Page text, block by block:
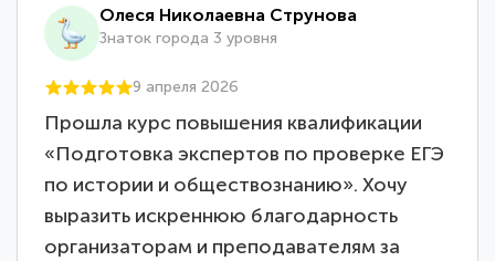
Олеся Николаевна Струнова
Знаток города 3 уровня
9 апреля 2026
Прошла курс повышения квалификации
«Подготовка экспертов по проверке ЕГЭ
по истории и обществознанию». Хочу
выразить искреннюю благодарность
организаторам и преподавателям за